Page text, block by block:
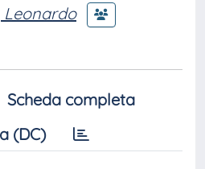
Leonardo
Scheda completa
(DC)